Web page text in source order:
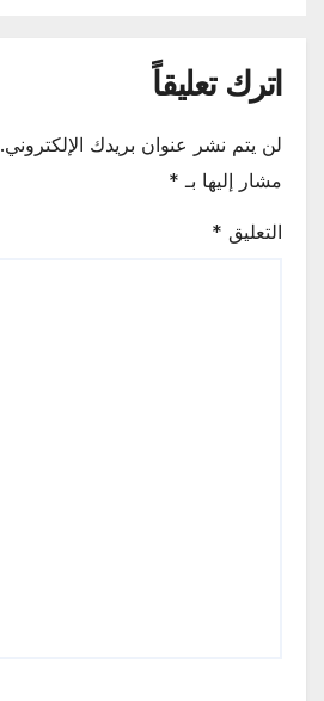
اترك تعليقاً
لن يتم نشر عنوان بريدك الإلكتروني.
مشار إليها بـ *
التعليق *